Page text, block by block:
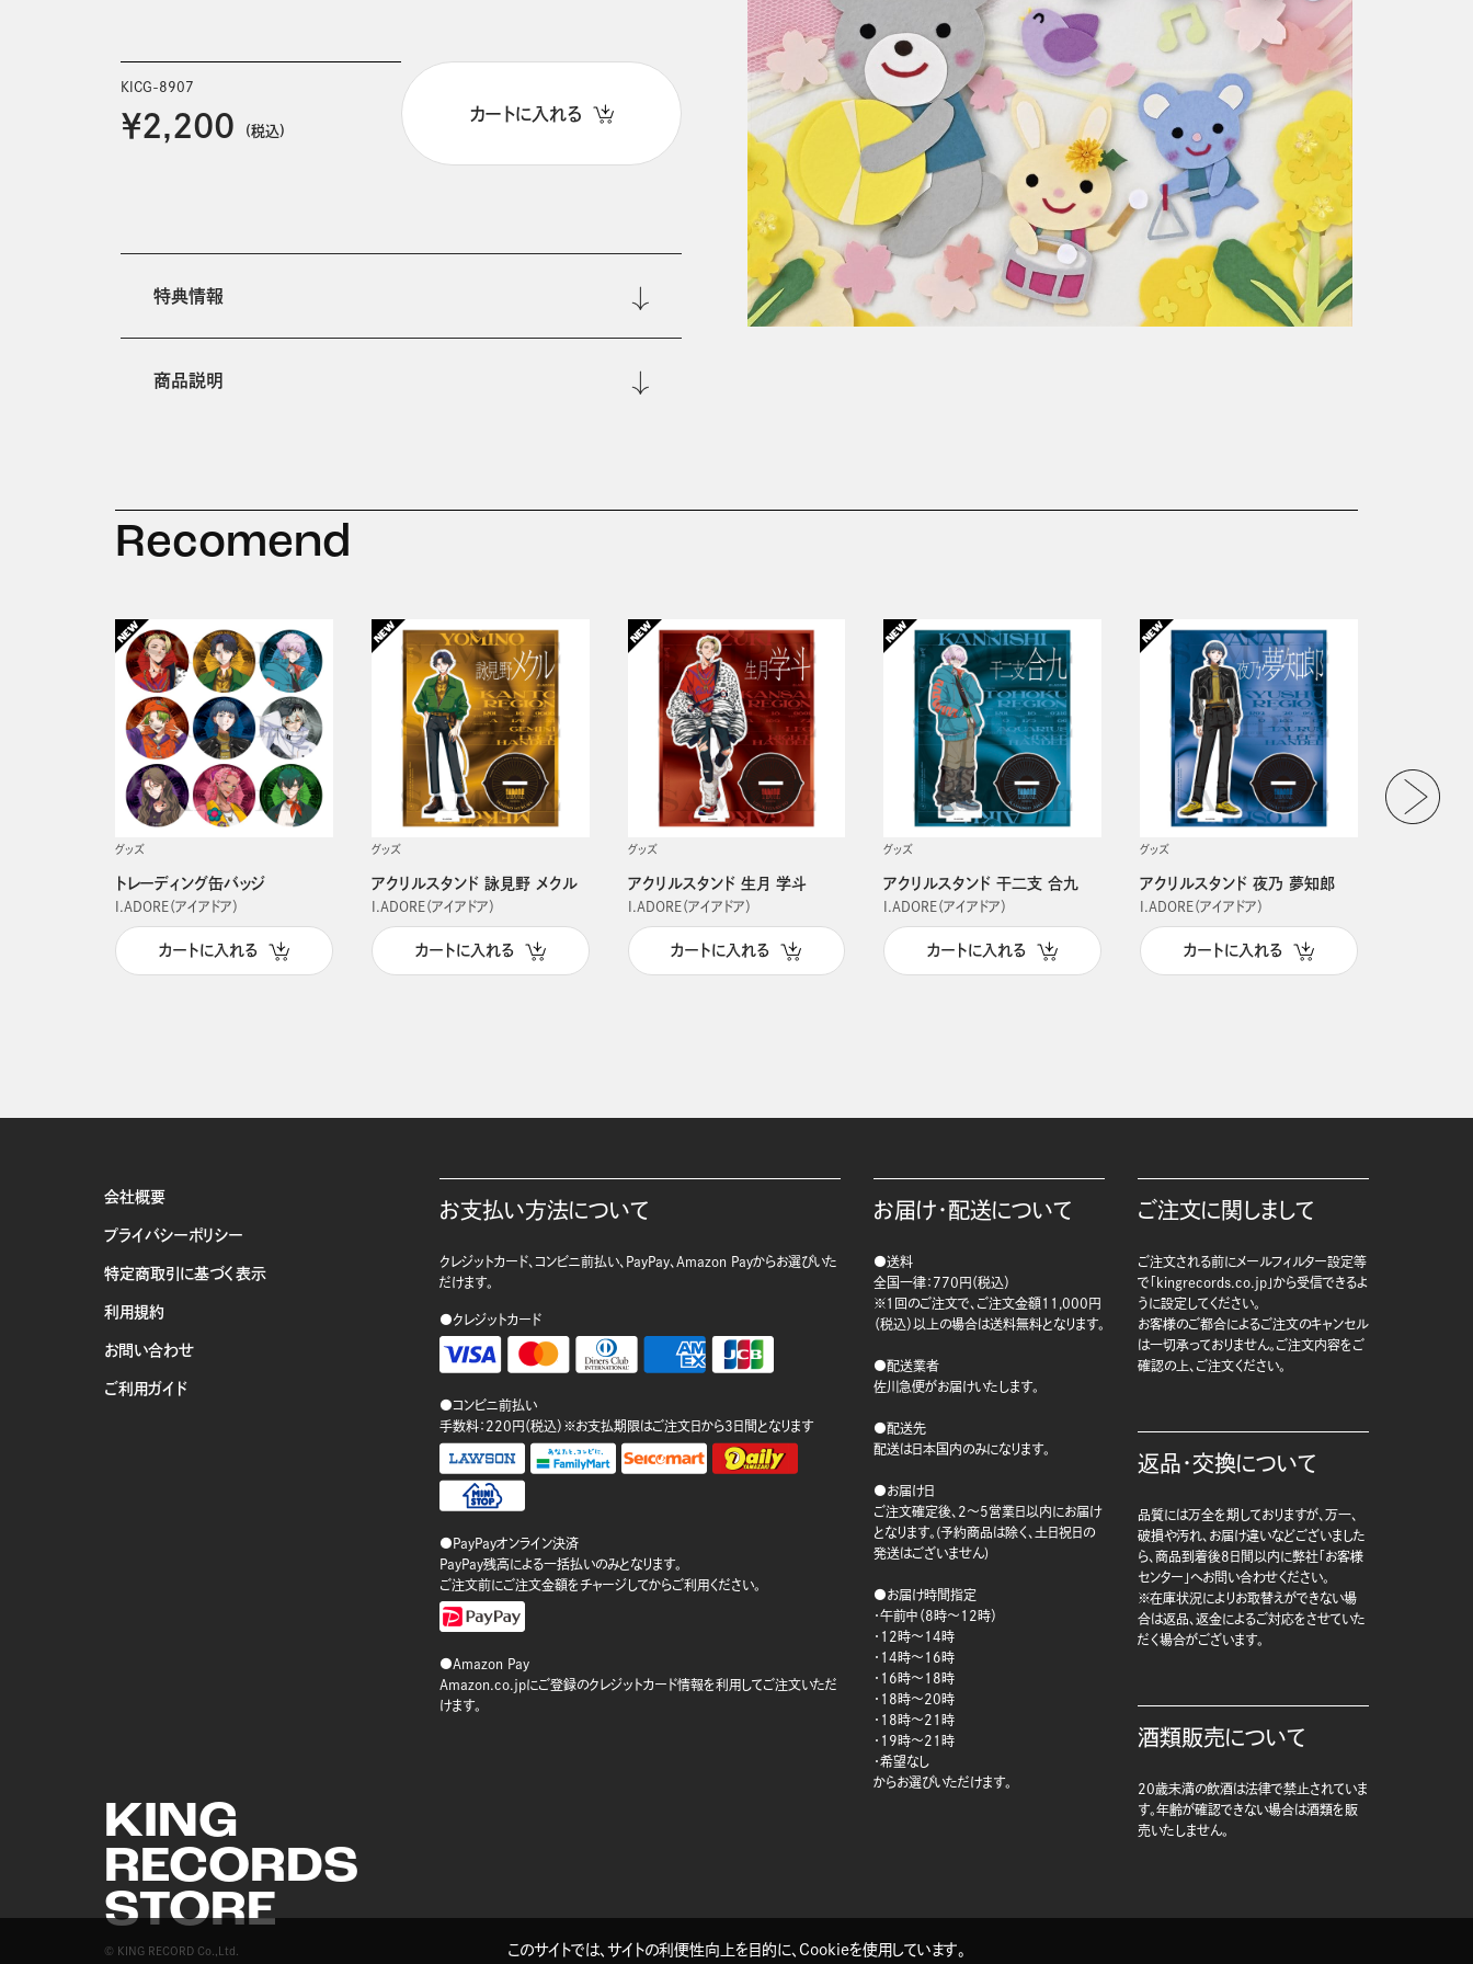
KICG-8907
￥2,200 (税込)
カートに入れる
特典情報
商品説明
Recomend
グッズ
トレーディング缶バッジ
I.ADORE（アイアドア）
カートに入れる
グッズ
アクリルスタンド 詠見野 メクル
I.ADORE（アイアドア）
カートに入れる
グッズ
アクリルスタンド 生月 学斗
I.ADORE（アイアドア）
カートに入れる
グッズ
アクリルスタンド 干二支 合九
I.ADORE（アイアドア）
カートに入れる
グッズ
アクリルスタンド 夜乃 夢知郎
I.ADORE（アイアドア）
カートに入れる
会社概要
プライバシーポリシー
特定商取引に基づく表示
利用規約
お問い合わせ
ご利用ガイド
KING
RECORDS
STORE
© KING RECORD Co.,Ltd.
お支払い方法について
クレジットカード、コンビニ前払い、PayPay、Amazon Payからお選びいた
だけます。
●クレジットカード
●コンビニ前払い
手数料：220円（税込）※お支払期限はご注文日から3日間となります
●PayPayオンライン決済
PayPay残高による一括払いのみとなります。
ご注文前にご注文金額をチャージしてからご利用ください。
●Amazon Pay
Amazon.co.jpにご登録のクレジットカード情報を利用してご注文いただ
けます。
お届け・配送について
●送料
全国一律：770円（税込）
※1回のご注文で、ご注文金額11,000円
（税込）以上の場合は送料無料となります。
●配送業者
佐川急便がお届けいたします。
●配送先
配送は日本国内のみになります。
●お届け日
ご注文確定後、2～5営業日以内にお届け
となります。(予約商品は除く、土日祝日の
発送はございません)
●お届け時間指定
・午前中（8時～12時）
・12時～14時
・14時～16時
・16時～18時
・18時～20時
・18時～21時
・19時～21時
・希望なし
からお選びいただけます。
ご注文に関しまして
ご注文される前にメールフィルター設定等
で「kingrecords.co.jp」から受信できるよ
うに設定してください。
お客様のご都合によるご注文のキャンセル
は一切承っておりません。ご注文内容をご
確認の上、ご注文ください。
返品・交換について
品質には万全を期しておりますが、万一、
破損や汚れ、お届け違いなどございました
ら、商品到着後8日間以内に弊社「お客様
センター」へお問い合わせください。
※在庫状況によりお取替えができない場
合は返品、返金によるご対応をさせていた
だく場合がございます。
酒類販売について
20歳未満の飲酒は法律で禁止されていま
す。年齢が確認できない場合は酒類を販
売いたしません。
このサイトでは、サイトの利便性向上を目的に、Cookieを使用しています。